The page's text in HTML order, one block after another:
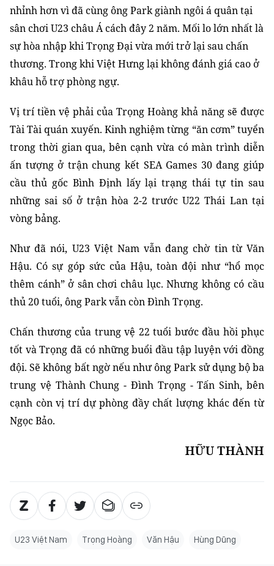
nhỉnh hơn vì đã cùng ông Park giành ngôi á quân tại
sân chơi U23 châu Á cách đây 2 năm. Mối lo lớn nhất là
sự hòa nhập khiTrọngĐại vừa mới trở lại sau chấn
thương. Trong khi Việt Hưng lại không đánh giá cao ở
khâu hỗ trợ phòng ngự.
Vị trí tiền vệ phải của Trọng Hoàng khả năng sẽ được
Tài Tàiquán xuyến. Kinh nghiệm từng “ăn cơm” tuyển
trong thời gian qua, bên cạnh vừa có màn trình diễn
ấn tượng ở trận chung kết SEA Games 30 đang giúp
cầu thủ gốc Bình Định lấy lại trạng thái tự tin sau
những sai số ở trận hòa 2-2 trước U22 Thái Lan tại
vòng bảng.
Như đã nói, U23 Việt Nam vẫn đang chờ tin từ Văn
Hậu. Có sự góp sức của Hậu, toàn đội như “hổ mọc
thêm cánh” ở sân chơi châu lục. Nhưng không có cầu
thủ 20 tuổi, ông Park vẫn còn Đình Trọng.
Chấn thương của trung vệ 22 tuổi bước đầu hồi phục
tốt và Trọng đã có những buổi đầu tập luyện với đồng
đội. Sẽ không bất ngờ nếu như ông Park sử dụng bộ ba
trung vệ Thành Chung - Đình Trọng - Tấn Sinh, bên
cạnh còn vị trí dự phòng đầy chất lượng khác đến từ
Ngọc Bảo.
HỮU THÀNH
U23 Việt Nam Trọng Hoàng Văn Hậu Hùng Dũng